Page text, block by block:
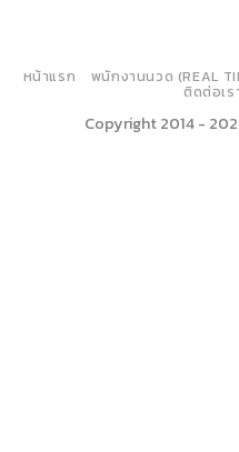
หน้าแรก พนักงานนวด (REAL
ติดต่อเร
Copyright 2014 -